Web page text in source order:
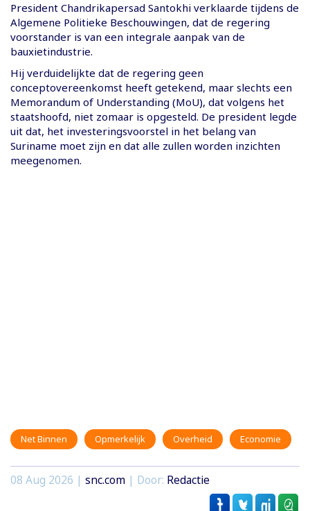
President Chandrikapersad Santokhi verklaarde tijdens de
Algemene Politieke Beschouwingen, dat de regering
voorstander is van een integrale aanpak van de
bauxietindustrie.
Hij verduidelijkte dat de regering geen
conceptovereenkomst heeft getekend, maar slechts een
Memorandum of Understanding (MoU), dat volgens het
staatshoofd, niet zomaar is opgesteld. De president legde
uit dat, het investeringsvoorstel in het belang van
Suriname moet zijn en dat alle zullen worden inzichten
meegenomen.
Net Binnen Opmerkelijk Overheid Economie
08 Aug 2026 | snc.com | Door: Redactie